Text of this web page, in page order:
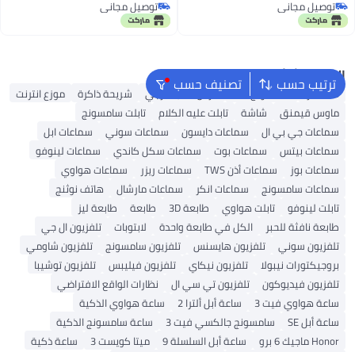
توصيل مجاني
توصيل مجاني
توصيل مجاني
توصيل مجاني
ترتيب حسب تصنيف حسب البحث الشائع
S25 ألترا سامسونج S25 قرص صلب خارجي شريحة ذاكرة
موزع انترنت
ماوس قيمنق
شاشة تابلت عليه الكلام
تابلت سامسونج
سماعات جي بي ال
سماعات دايسون سماعات سوني
سماعات ابل
سماعات بيتس
سماعات بوت سماعات سكل كاندي
سماعات لينوفو
سماعات بوز
سماعات أذن TWS سماعات ريزر
سماعات هواوي
سماعات سامسونج
سماعات انكر سماعات مارشال
هاتف نوثنج
تابلت لينوفو
تابلت هواوي طابعة 3D طابعة
طابعة ليز
طابعة نافثة للحبر
الكل في طابعة واحدة لابتوبات
تلفزيون ال جي
تلفزيون سوني
تلفزيون هايسنس تلفزيون سامسونج
تلفزيون شاومي
بروجيكتورات نيبولا
تلفزيون نيكاي تلفزيون فيليبس
تلفزيون توشيبا
تلفزيون فيديوكون
تلفزيون تي سي ال
نظارات الواقع الافتراضي
ساعة هواوي فيت 3
ساعة أبل ألترا 2
ساعة هواوي الذكية
ساعة أبل SE
سامسونج جالكسي فيت 3
ساعة سامسونج الذكية
Honor ماجيك 6 برو
ساعة أبل السلسلة 9 ميتا كويست 3
ساعة ذكية